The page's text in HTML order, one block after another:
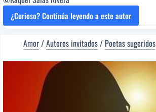
¿Curioso? Continúa leyendo a este autor
¡AMOR,
HAS
CAMBIADO!
[Poema
Amor/Autores invitados/ Poetas sugeridos